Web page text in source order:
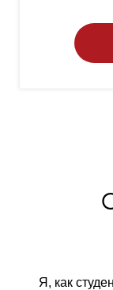
Я, как